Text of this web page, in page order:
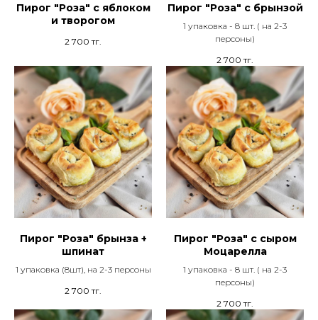
Пирог "Роза" с яблоком
и творогом
2 700 тг.
Пирог "Роза" с брынзой
1 упаковка - 8 шт. ( на 2-3
персоны)
2 700 тг.
Пирог "Роза" брынза +
шпинат
1 упаковка (8шт), на 2-3 персоны
2 700 тг.
Пирог "Роза" с сыром
Моцарелла
1 упаковка - 8 шт. ( на 2-3
персоны)
2 700 тг.